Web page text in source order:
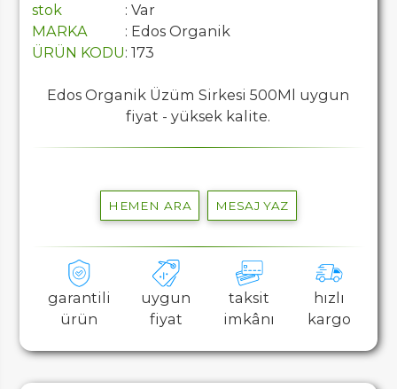
stok
: Var
MARKA
: Edos Organik
ÜRÜN KODU: 173
Edos Organik Üzüm Sirkesi 500Ml uygun
fiyat - yüksek kalite.
HEMEN ARA MESAJ YAZ
garantili
ürün
uygun
fiyat
taksit
imkânı
hızlı
kargo